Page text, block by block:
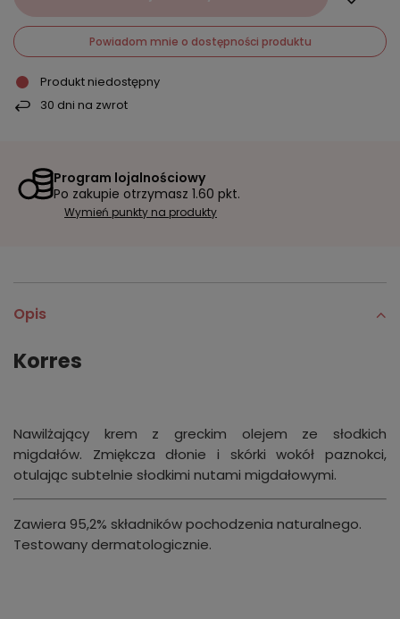
Powiadom mnie o dostępności produktu
Produkt niedostępny
30 dni na zwrot
Program lojalnościowy
Po zakupie otrzymasz 1.60 pkt.
Wymień punkty na produkty
Opis
Korres
Nawilżający krem z greckim olejem ze słodkich
migdałów. Zmiękcza dłonie i skórki wokół paznokci,
otulając subtelnie słodkimi nutami migdałowymi.
Zawiera 95,2% składników pochodzenia naturalnego.
Testowany dermatologicznie.